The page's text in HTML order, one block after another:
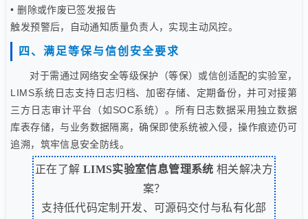
• 删除或作废已签发报告
触发预警后，自动通知质量负责人，实现主动风控。
四、满足等保与信创安全要求
对于需通过网络安全等级保护（等保）或信创适配的实验室，
LIMS系统日志支持日志归档、加密存储、定期备份，并可对接第
三方日志审计平台（如SOC系统）。所有日志数据采用独立数据
库表存储，与业务数据隔离，确保即使系统被入侵，操作痕迹仍可
追溯，筑牢信息安全防线。
正在了解 LIMS实验室信息管理系统 相关解决方
案？
支持低代码定制开发、可源码交付与私有化部